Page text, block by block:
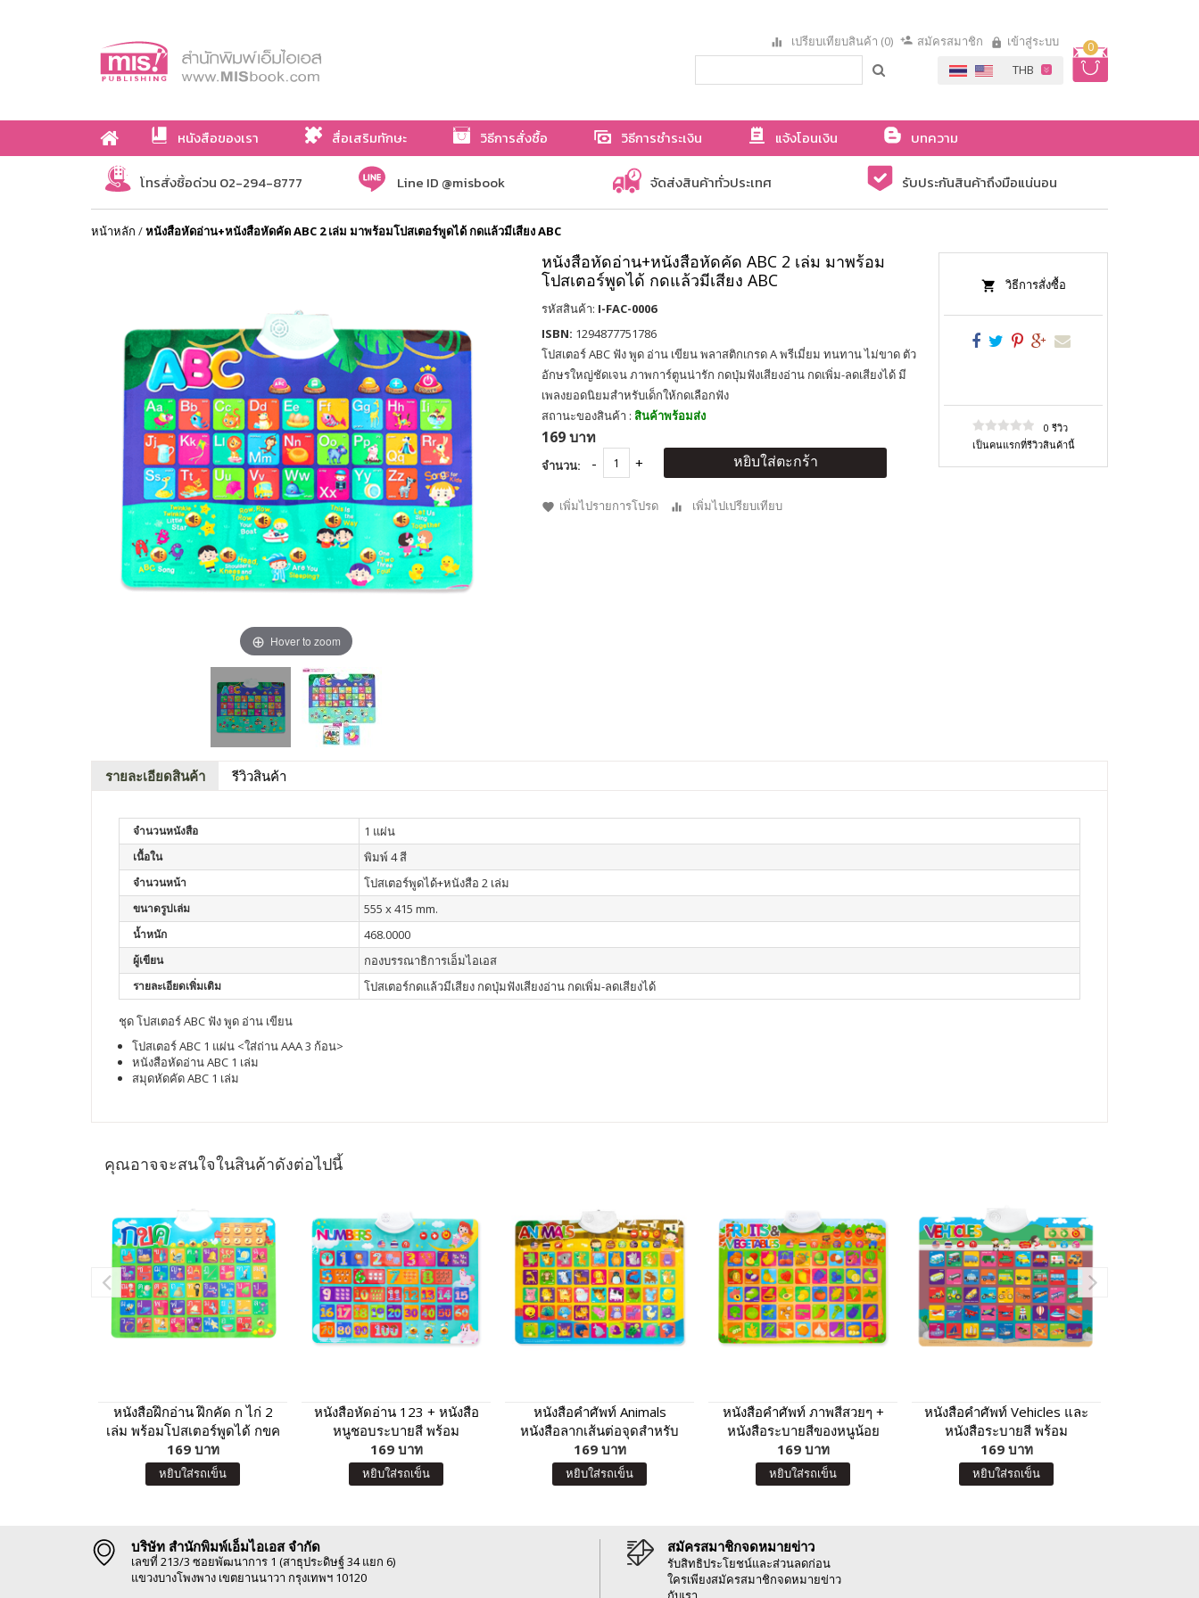
0
เปรียบเทียบสินค้า (0) สมัครสมาชิก เข้าสู่ระบบ
หนังสือของเรา สื่อเสริมทักษะ วิธีการสั่งซื้อ วิธีการชำระเงิน แจ้งโอนเงิน
บทความ
เกี่ยวกับเรา
โทรสั่งซื้อด่วน 02-294-8777 Line ID @misbook จัดส่งสินค้าทั่วประเทศ รับประกันสินค้าถึงมือแน่นอน
หน้าหลัก /หนังสือหัดอ่าน+หนังสือหัดคัด ABC 2 เล่ม มาพร้อมโปสเตอร์พูดได้ กดแล้วมีเสียง ABC
Hover to zoom
หนังสือหัดอ่าน+หนังสือหัดคัด ABC 2 เล่ม มาพร้อม
โปสเตอร์พูดได้ กดแล้วมีเสียง ABC
รหัสสินค้า: I-FAC-0006
ISBN: 1294877751786
โปสเตอร์ ABC ฟัง พูด อ่าน เขียน พลาสติกเกรด A พรีเมี่ยม ทนทาน ไม่ขาด ตัว
อักษรใหญ่ชัดเจน ภาพการ์ตูนน่ารัก กดปุ่มฟังเสียงอ่าน กดเพิ่ม-ลดเสียงได้ มี
เพลงยอดนิยมสำหรับเด็กให้กดเลือกฟัง
สถานะของสินค้า : สินค้าพร้อมส่ง
169 บาท
จำนวน: หยิบใส่ตะกร้า
เพิ่มไปรายการโปรด เพิ่มไปเปรียบเทียบ
วิธีการสั่งซื้อ
0 รีวิว
เป็นคนแรกที่รีวิวสินค้านี้
รายละเอียดสินค้า รีวิวสินค้า
จำนวนหนังสือ 1 แผ่น
เนื้อใน พิมพ์ 4 สี
จำนวนหน้า โปสเตอร์พูดได้+หนังสือ 2 เล่ม
ขนาดรูปเล่ม 555 x 415 mm.
น้ำหนัก 468.0000
ผู้เขียน กองบรรณาธิการเอ็มไอเอส
รายละเอียดเพิ่มเติม โปสเตอร์กดเเล้วมีเสียง กดปุ่มฟังเสียงอ่าน กดเพิ่ม-ลดเสียงได้
ชุด โปสเตอร์ ABC ฟัง พูด อ่าน เขียน
โปสเตอร์ ABC 1 แผ่น <ใส่ถ่าน AAA 3 ก้อน>
หนังสือหัดอ่าน ABC 1 เล่ม
สมุดหัดคัด ABC 1 เล่ม
คุณอาจจะสนใจในสินค้าดังต่อไปนี้
หนังสือฝึกอ่าน ฝึกคัด ก ไก่ 2
เล่ม พร้อมโปสเตอร์พูดได้ กขค
กดแล้วมีเสียง
169 บาท
หยิบใส่รถเข็น
หนังสือหัดอ่าน 123 + หนังสือ
หนูชอบระบายสี พร้อม
โปสเตอร์พูดได้ 123 กดแล้วมี
เสียงด้วย
169 บาท
หยิบใส่รถเข็น
หนังสือคำศัพท์ Animals
หนังสือลากเส้นต่อจุดสำหรับ
เด็กๆ พร้อมโปสเตอร์พูดได้ กด
แล้วมีเสียง Animals
169 บาท
หยิบใส่รถเข็น
หนังสือคำศัพท์ ภาพสีสวยๆ +
หนังสือระบายสีของหนูน้อย
พร้อมโปสเตอร์พูดได้ กดแล้วมี
เสียง ผัก ผลไม้ นานาชนิด
Fruits & Vegetables
169 บาท
หยิบใส่รถเข็น
หนังสือคำศัพท์ Vehicles และ
หนังสือระบายสี พร้อม
โปสเตอร์ยานพาหนะพูดได้ กด
แล้วมีเสียง โปสเตอร์สำหรับ
เด็ก
169 บาท
หยิบใส่รถเข็น
บริษัท สำนักพิมพ์เอ็มไอเอส จำกัด
เลขที่ 213/3 ซอยพัฒนาการ 1 (สาธุประดิษฐ์ 34 แยก 6)
แขวงบางโพงพาง เขตยานนาวา กรุงเทพฯ 10120
สมัครสมาชิกจดหมายข่าว
รับสิทธิประโยชน์และส่วนลดก่อน
ใครเพียงสมัครสมาชิกจดหมายข่าว